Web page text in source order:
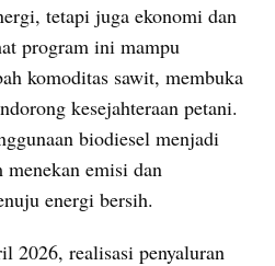
tetapi juga ekonomi dan
program ini mampu
komoditas sawit, membuka
kesejahteraan petani.
biodiesel menjadi
emisi dan
energi bersih.
2026, realisasi penyaluran